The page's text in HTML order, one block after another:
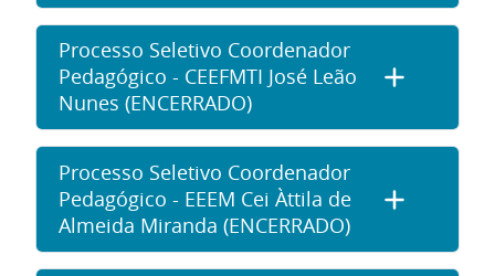
Processo Seletivo Coordenador
Pedagógico - CEEFMTI José Leão
Nunes (ENCERRADO)
Processo Seletivo Coordenador
Pedagógico - EEEM Cei Àttila de
Almeida Miranda (ENCERRADO)